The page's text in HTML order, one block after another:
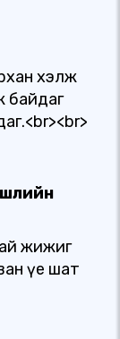
хэлж
байдаг
жижиг
үе шат